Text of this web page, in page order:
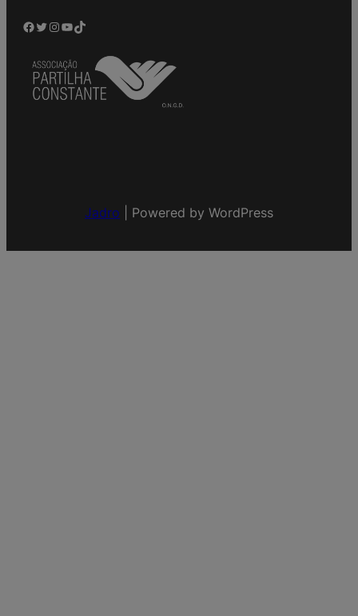
Facebook Twitter Instagram YouTube TikTok
Jadro Powered by WordPress